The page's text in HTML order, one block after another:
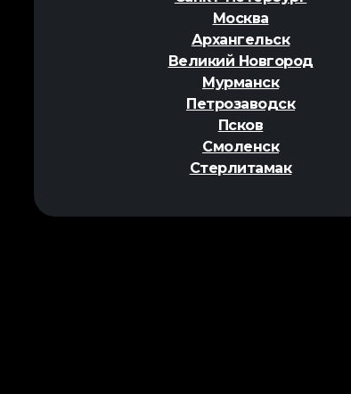
Москва
Архангельск
Великий Новгород
Мурманск
Петрозаводск
Псков
Смоленск
Стерлитамак